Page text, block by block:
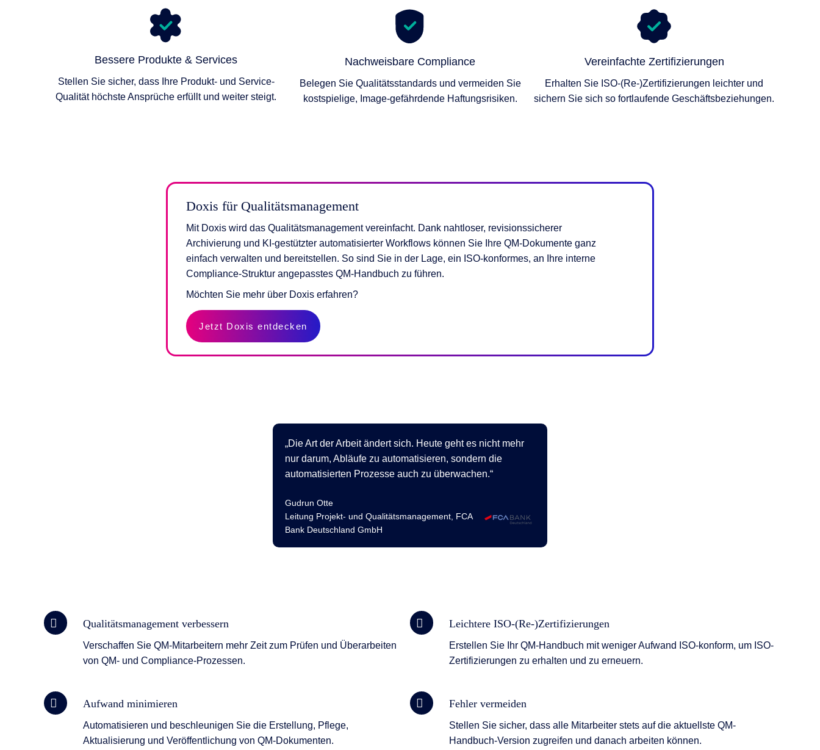
Deployment & Services
Bessere Produkte & Services
Stellen Sie sicher, dass Ihre Produkt- und Service-
Qualität höchste Ansprüche erfüllt und weiter steigt.
Nachweisbare Compliance
Belegen Sie Qualitätsstandards und vermeiden Sie
kostspielige, Image-gefährdende Haftungsrisiken.
Vereinfachte Zertifizierungen
Erhalten Sie ISO-(Re-)Zertifizierungen leichter und
sichern Sie sich so fortlaufende Geschäftsbeziehungen.
Doxis für Qualitätsmanagement
Mit Doxis wird das Qualitätsmanagement vereinfacht. Dank nahtloser, revisionssicherer
Archivierung und KI-gestützter automatisierter Workflows können Sie Ihre QM-Dokumente ganz
einfach verwalten und bereitstellen. So sind Sie in der Lage, ein ISO-konformes, an Ihre interne
Compliance-Struktur angepasstes QM-Handbuch zu führen.
Möchten Sie mehr über Doxis erfahren?
Jetzt Doxis entdecken
Die Art der Arbeit ändert sich. Heute geht es nicht mehr
nur darum, Abläufe zu automatisieren, sondern die
automatisierten Prozesse auch zu überwachen.
Gudrun Otte
Leitung Projekt- und Qualitätsmanagement, FCA
Bank Deutschland GmbH
Qualitätsmanagement verbessern
Verschaffen Sie QM-Mitarbeitern mehr Zeit zum Prüfen und Überarbeiten
von QM- und Compliance-Prozessen.
Leichtere ISO-(Re-)Zertifizierungen
Erstellen Sie Ihr QM-Handbuch mit weniger Aufwand ISO-konform, um ISO-
Zertifizierungen zu erhalten und zu erneuern.
Aufwand minimieren
Automatisieren und beschleunigen Sie die Erstellung, Pflege,
Aktualisierung und Veröffentlichung von QM-Dokumenten.
Fehler vermeiden
Stellen Sie sicher, dass alle Mitarbeiter stets auf die aktuellste QM-
Handbuch-Version zugreifen und danach arbeiten können.